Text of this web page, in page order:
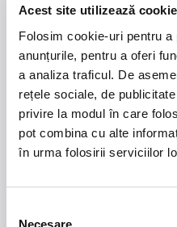
Acest site utilizează
Folosim cookie-uri pentru
anunțurile, pentru a oferi
a analiza traficul. De
rețele sociale, de
privire la modul în care
pot combina cu alte
în urma folosirii serviciilor
Necesare
neomenoase, iraţionale.”
(Sanda Radian)
21 - 22 august 2026
NOSTALGIA Litoral